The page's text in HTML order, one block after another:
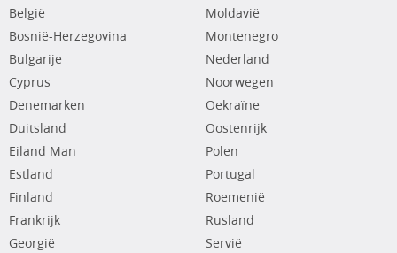
België
Bosnië-Herzegovina
Bulgarije
Cyprus
Denemarken
Duitsland
Eiland Man
Estland
Finland
Frankrijk
Georgië
Moldavië
Montenegro
Nederland
Noorwegen
Oekraïne
Oostenrijk
Polen
Portugal
Roemenië
Rusland
Servië